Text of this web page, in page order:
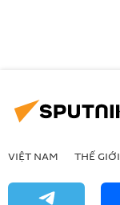
VIỆT NAM THẾ GIỚI